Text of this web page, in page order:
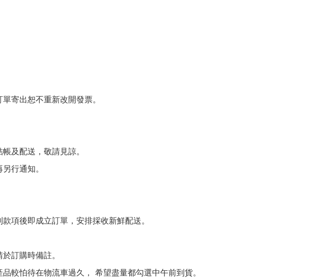
寄出恕不重新改開發票。
及配送，敬請見諒。
行通知。
項後即成立訂單，安排採收新鮮配送。
訂購時備註。
較怕待在物流車過久， 希望盡量都勾選中午前到貨。